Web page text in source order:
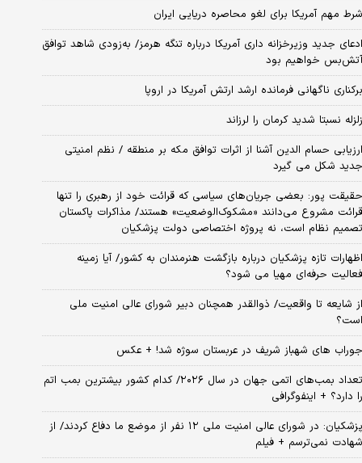
شرط مهم آمریکا برای لغو محاصره دریایی ایران
ادعای جدید وزیرخزانه داری آمریکا درباره تنگه هرمز/ به‌زودی شاهد توافق
آتش‌بس خواهیم بود
برکناری ناگهانی فرمانده ارشد ارتش آمریکا در اروپا
زلزله نسبتا شدید کرمان را لرزاند
ارزیابی حسام الدین آشنا از اثرات توافق مکه بر منطقه / نظم امنیتی
جدید شکل می گیرد
حقیقت پور: بعضی جریان‌های سیاسی که قرائت خود از رهبری را تنها
قرائت مشروع می‌دانند «مشکوک‌الوضعیت» هستند/ مذاکرات پاکستان
تصمیم نظام است، نه پروژه اختصاصی دولت پزشکیان
اظهارات تازه پزشکیان درباره بازگشت هنرمندان به کشور/ آیا زمینه
فعالیت حرفه‌ای مهیا می شود؟
از شایعه تا واقعیت/ ذوالقدر همچنان دبیر شورای ‌عالی امنیت ملی
است؟
جوراب های شهباز شریف در عربستان سوژه شد! + عکس
تعداد بمب‌های اتمی جهان در سال ۲۰۲۶/ کدام کشور بیشترین بمب اتم
را دارد؟ + اینفوگرافی
پزشکیان: در شورای عالی امنیت ملی ۱۲ نفر از موضع ما دفاع کردند/ از
شهادت نمی‌ترسم + فیلم